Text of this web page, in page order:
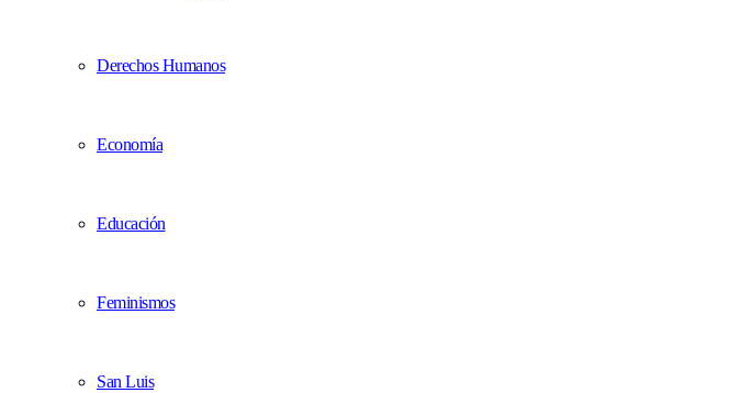
Derechos Humanos
Economía
Educación
Feminismos
San Luis